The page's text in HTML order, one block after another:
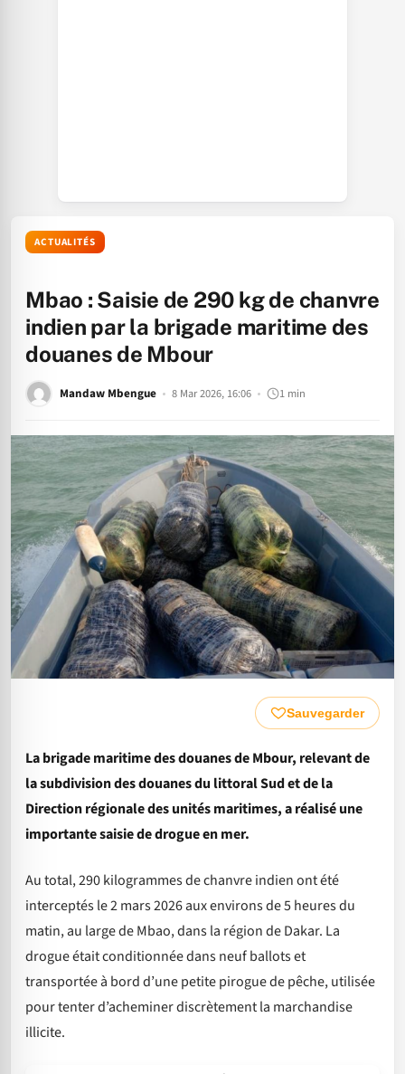
ACTUALITÉS
Mbao : Saisie de 290 kg de chanvre
indien par la brigade maritime des
douanes de Mbour
Mandaw Mbengue 8 Mar 2026, 16:06 1 min
Sauvegarder
La brigade maritime des douanes de Mbour, relevant de
la subdivision des douanes du littoral Sud et de la
Direction régionale des unités maritimes, a réalisé une
importante saisie de drogue en mer.
Au total, 290 kilogrammes de chanvre indien ont été
interceptés le 2 mars 2026 aux environs de 5 heures du
matin, au large de Mbao, dans la région de Dakar. La
drogue était conditionnée dans neuf ballots et
transportée à bord d’une petite pirogue de pêche, utilisée
pour tenter d’acheminer discrètement la marchandise
illicite.